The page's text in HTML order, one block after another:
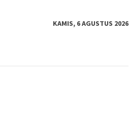
KAMIS, 6 AGUSTUS 2026